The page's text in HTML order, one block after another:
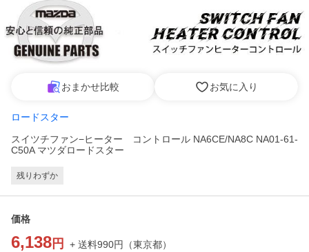
おまかせ比較 お気に入り
ロードスター
スイツチファン−ヒーター コントロール NA6CE/NA8C NA01-61-
C50A マツダロードスター
残りわずか
価格
6,138 円 + 送料990円 （東京都）